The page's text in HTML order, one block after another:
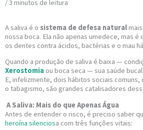
/3 minutos de leitura
A saliva é o sistema de defesa natural
nossa boca. Ela não apenas umedece, mas
os dentes contra ácidos, bactérias e o mau
Quando a produção de saliva é baixa —
Xerostomia ou boca seca — sua saúde
E, infelizmente, dois hábitos sociais comuns,
o tabagismo, são grandes catalisadores
A Saliva: Mais do que Apenas Água
Antes de entender o risco, é preciso saber
heroína silenciosa com três funções vitais: